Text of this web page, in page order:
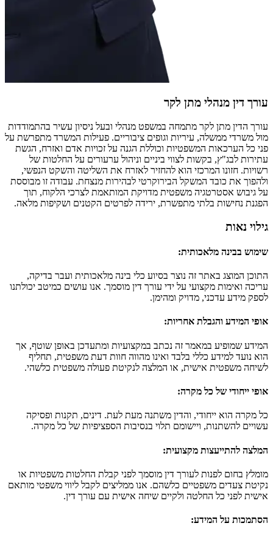
עורך דין מנהלי מתן לקר
עורך הדין מתן לקר מתמחה במשפט מנהלי ובעל ניסיון עשיר בהתמודדות
מול משרדי ממשלה, עיריות וגופים ציבוריים. פעילות המשרד מתפרשת על
פני כל הערכאות המשפטיות וכוללת הגנה על זכויות אדם ואזרח, הגשת
עתירות לבג"ץ, בקשות לצווי ביניים וניהול ערעורים על החלטות של
רשויות. חזונו המרכזי הוא להחזיר לאזרח את השליטה והשקט הנפשי,
ולהפוך את כובד המשקל הבירוקרטי לבהירות מנצחת. עבודה זו מבוססת
על גיבוש אסטרטגיה משפטית מדויקת המותאמת לצרכי הלקוח, תוך
הפגנת נחישות בלתי מתפשרת, ירידה לפרטים הקטנים ושקיפות מלאה.
גילוי נאות
שימוש בבינה מלאכותית:
התוכן המוצג באתר זה נוצר בסיוע כלי בינה מלאכותית ועבר בדיקה,
עריכה ואימות מקצועי על ידי עורך דין מוסמך. אנו עושים כמיטב יכולתנו
לספק מידע עדכני, מדויק ומהימן.
אופי המידע והגבלת אחריות:
המידע שמופיע במאמר זה נכתב במקצועיות ומתעדכן באופן שוטף, אך
הוא נועד למידע כללי בלבד ואינו מהווה חוות דעת משפטית, תחליף
לשיחה משפטית אישית, או המלצה לנקיטת פעולה משפטית כלשהי.
אופי ייחודי של כל מקרה:
כל מקרה הוא ייחודי, והדין משתנה מעת לעת. דינים, תקנות ופסיקה
עשויים להשתנות, ויישומם תלוי בנסיבות הספציפיות של כל מקרה.
המלצה להתייעצות מקצועית:
מומלץ בחום לפנות לעורך דין מוסמך לפני קבלת החלטות משפטיות או
נקיטת צעדים משפטיים כלשהם. אנו ממליצים לקבל ליווי משפטי מותאם
אישית לפני כל החלטה ולקיים שיחה אישית עם עורך דין.
הסתמכות על המידע: